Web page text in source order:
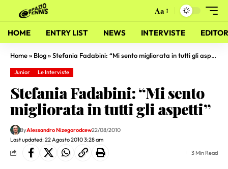
Aa
HOME ENTRY LIST NEWS INTERVISTE
Home» Blog»Stefania Fadabini: “Mi sento migliorata in tutti gli aspetti”
Junior Le Interviste
Stefania Fadabini: “Mi sento
migliorata in tutti gli aspetti”
Last updated: 22 Agosto 2010 3:28 am
ByAlessandro Nizegorodcew22/08/2010
3 Min Read